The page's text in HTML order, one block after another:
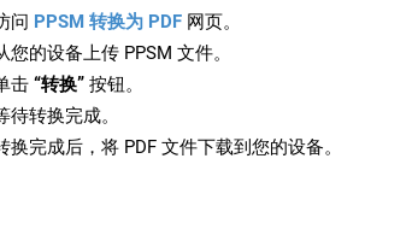
问 PPSM 转换为 PDF 网页。
您的设备上传 PPSM 文件。
击 “转换” 按钮。
待转换完成。
换完成后，将 PDF 文件下载到您的设备。